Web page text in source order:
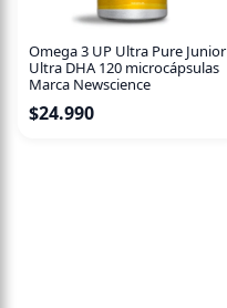
Omega 3 UP Ultra Pure Junior
Ultra DHA 120 microcápsulas
Marca Newscience
$24.990